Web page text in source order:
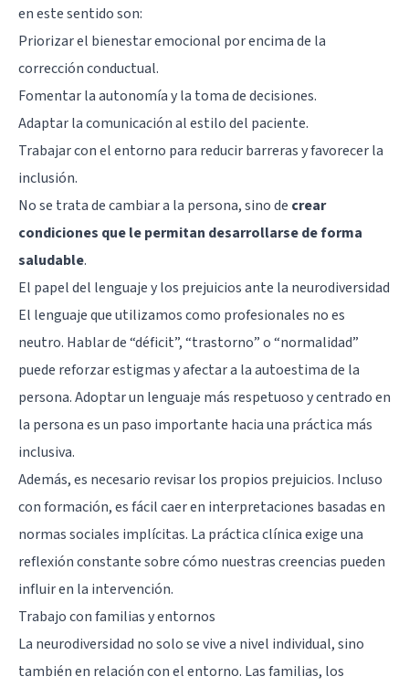
en este sentido son:
Priorizar el bienestar emocional por encima de la
corrección conductual.
Fomentar la autonomía y la toma de decisiones.
Adaptar la comunicación al estilo del paciente.
Trabajar con el entorno para reducir barreras y favorecer la
inclusión.
No se trata de cambiar a la persona, sino de crear
condiciones que le permitan desarrollarse de forma
saludable.
El papel del lenguaje y los prejuicios ante la neurodiversidad
El lenguaje que utilizamos como profesionales no es
neutro. Hablar de “déficit”, “trastorno” o “normalidad”
puede reforzarestigmasy afectar a la autoestima de la
persona. Adoptar un lenguaje más respetuoso y centrado en
la persona es un paso importante hacia una práctica más
inclusiva.
Además, es necesario revisar los propios prejuicios. Incluso
con formación, es fácil caer en interpretaciones basadas en
normas sociales implícitas. La práctica clínica exige una
reflexión constante sobre cómo nuestras creencias pueden
influir en la intervención.
Trabajo con familias y entornos
La neurodiversidad no solo se vive a nivel individual, sino
también en relación con el entorno. Las familias, los